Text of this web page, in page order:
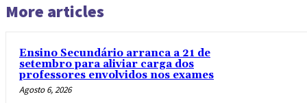
More articles
Ensino Secundário arranca a 21 de
setembro para aliviar carga dos
professores envolvidos nos exames
Agosto 6, 2026